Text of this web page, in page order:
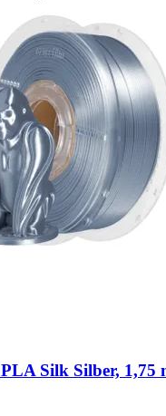
PLA Silk Silber, 1,75